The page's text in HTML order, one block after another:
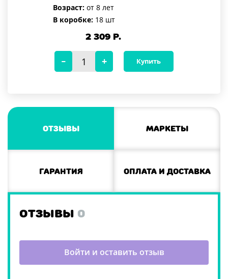
Возраст: от 8 лет
В коробке: 18 шт
2 309Р.
Купить
Отзывы Маркеты
Гарантия Оплата и доставка
ОТЗЫВЫ 0
Войти и оставить отзыв